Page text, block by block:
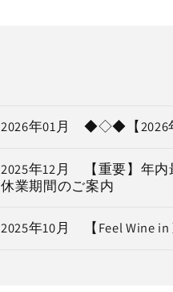
2026年01月 ◆◇◆【2026
2025年12月 【重要】年
休業期間のご案内
2025年10月 【Feel Wine in